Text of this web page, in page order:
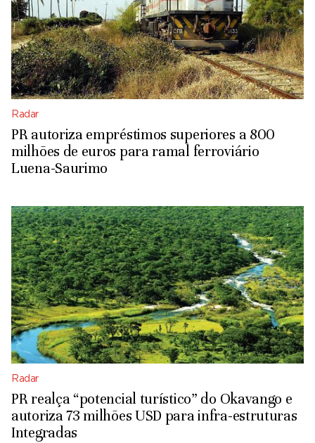
Radar
PR autoriza empréstimos superiores a 800
milhões de euros para ramal ferroviário
Luena-Saurimo
Radar
PR realça “potencial turístico” do Okavango e
autoriza 73 milhões USD para infra-estruturas
Integradas